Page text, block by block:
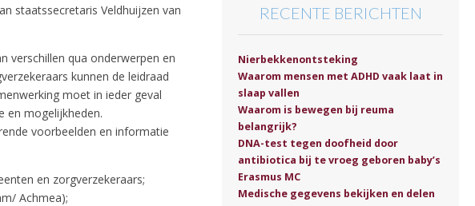
staatssecretaris Veldhuijzen van
verschillen qua onderwerpen en
kunnen de leidraad
moet in ieder geval
en mogelijkheden.
voorbeelden en informatie
en zorgverzekeraars;
Achmea);
RECENTE BERICHTEN
Nierbekkenontsteking
Waarom mensen met ADHD vaak laat in
slaap vallen
Waarom is bewegen bij reuma
belangrijk?
DNA-test tegen doofheid door
antibiotica bij te vroeg geboren baby’s
Erasmus MC
Medische gegevens bekijken en delen